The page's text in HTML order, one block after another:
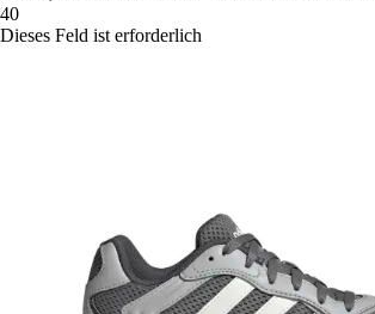
40
Dieses Feld ist erforderlich